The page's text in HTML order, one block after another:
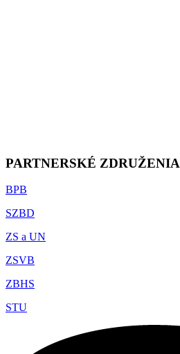
PARTNERSKÉ ZDRUŽENIA
BPB
SZBD
ZS a UN
ZSVB
ZBHS
STU